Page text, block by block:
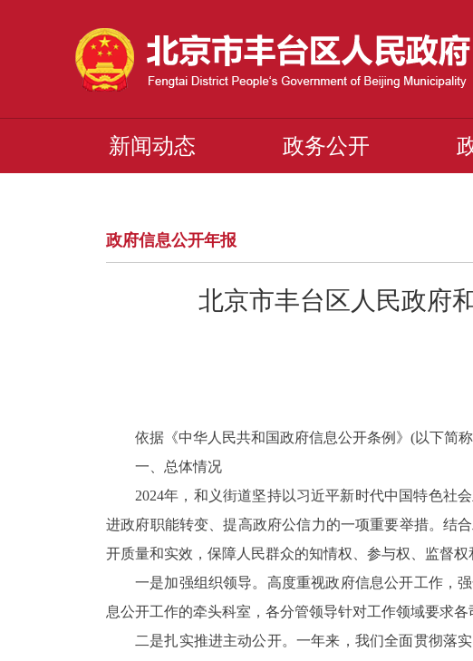
新闻动态 政务公开
政府信息公开年报
北京市丰台区人民政府
依据《中华人民共和国政府信息公开条例》(以下简
一、总体情况
2024年， 和义街道坚持以习近平新时代中国特色社会
进政府职能转变、提高政府公信力的一项重要举措。结
开质量和实效 ， 保障人民群众的知情权、参与权、监督权
一是加强组织领导。 高度重视政府信息公开工作，
息公开工作的牵头科室，各分管领导针对工作领域要求各
二是扎实推进主动公开。一年来，我们全面贯彻落